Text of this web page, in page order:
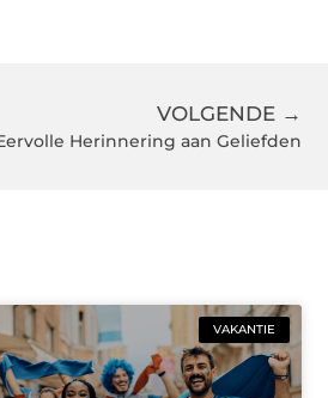
VOLGENDE →
Herinnering aan Geliefden
VAKANTIE